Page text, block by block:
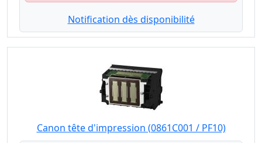
Notification dès disponibilité
Canon tête d'impression (0861C001 / PF10)